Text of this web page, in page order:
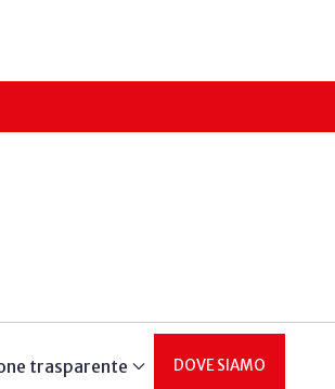
trasparente DOVE SIAMO